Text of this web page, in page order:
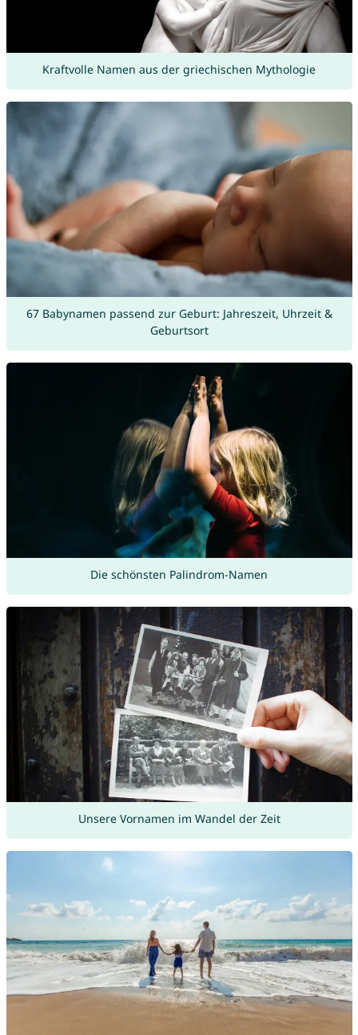
Kraftvolle Namen aus der griechischen Mythologie
67 Babynamen passend zur Geburt: Jahreszeit, Uhrzeit &
Geburtsort
Die schönsten Palindrom-Namen
Unsere Vornamen im Wandel der Zeit